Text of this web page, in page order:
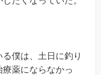
僕は、土日に釣り
薬にならなかっ